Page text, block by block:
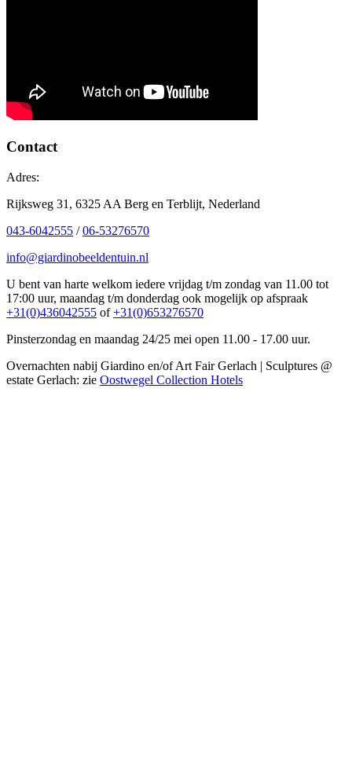
Contact
Adres:
Rijksweg 31, 6325 AA Berg en Terblijt, Nederland
043-6042555 /06-53276570
info@giardinobeeldentuin.nl
U bent van harte welkom iedere vrijdag t/m zondag van 11.00 tot
17:00 uur, maandag t/m donderdag ook mogelijk op afspraak
+31(0)436042555 of+31(0)653276570
Pinsterzondag en maandag 24/25 mei open 11.00 - 17.00 uur.
Overnachten nabij Giardino en/of Art Fair Gerlach | Sculptures @
estate Gerlach: zie Oostwegel Collection Hotels